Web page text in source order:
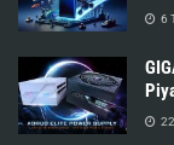
6